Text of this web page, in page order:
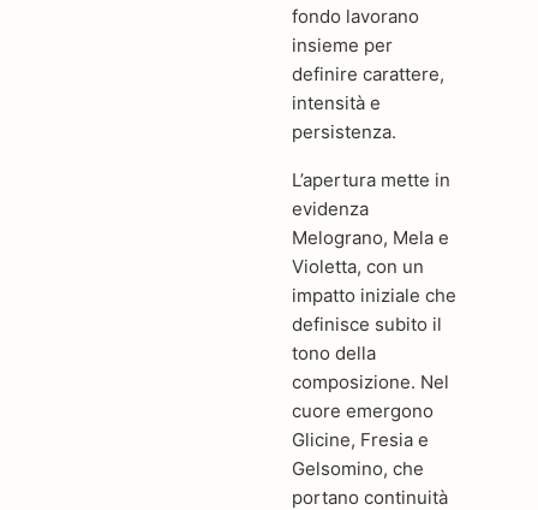
fondo lavorano
insieme per
definire carattere,
intensità e
persistenza.
L’apertura mette in
evidenza
Melograno, Mela e
Violetta, con un
impatto iniziale che
definisce subito il
tono della
composizione. Nel
cuore emergono
Glicine, Fresia e
Gelsomino, che
portano continuità